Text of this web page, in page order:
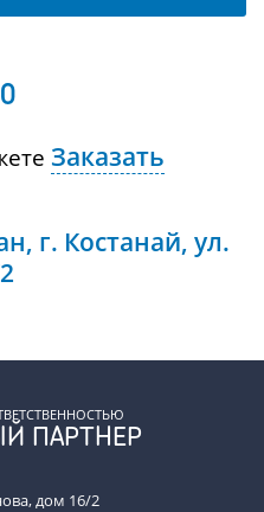
Заказать
г. Костанай, ул.
ПАРТНЕР
дом 16/2